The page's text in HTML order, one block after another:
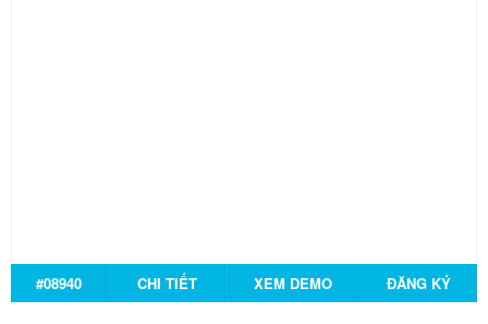
#08940 CHI TIẾT XEM DEMO ĐĂNG KÝ